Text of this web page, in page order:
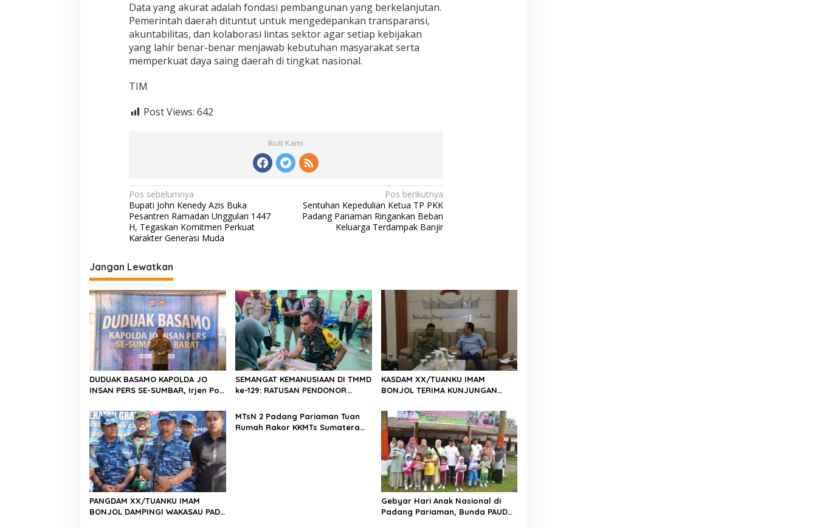
Data yang akurat adalah fondasi pembangunan yang berkelanjutan.
Pemerintah daerah dituntut untuk mengedepankan transparansi,
akuntabilitas, dan kolaborasi lintas sektor agar setiap kebijakan
yang lahir benar-benar menjawab kebutuhan masyarakat serta
memperkuat daya saing daerah di tingkat nasional.
TIM
Post Views: 642
Ikuti Kami
N
a
v
i
g
a
s
i
p
o
s
Pos sebelumnya
Bupati John Kenedy Azis Buka
Pesantren Ramadan Unggulan 1447
H, Tegaskan Komitmen Perkuat
Karakter Generasi Muda
Pos berikutnya
Sentuhan Kepedulian Ketua TP PKK
Padang Pariaman Ringankan Beban
Keluarga Terdampak Banjir
Jangan Lewatkan
DUDUAK BASAMO KAPOLDA JO
INSAN PERS SE-SUMBAR, Irjen Pol.
Kolaborasi Polri dan Media Demi
Kepentingan Masyarakat
SEMANGAT KEMANUSIAAN DI TMMD
ke-129: RATUSAN PENDONOR
KASDAM XX/TUANKU IMAM
BONJOL TERIMA KUNJUNGAN
IRMAN GUSMAN, S.E., M.B.A., DI
MAKODAM
PANGDAM XX/TUANKU IMAM
BONJOL DAMPINGI WAKASAU PADA
MTsN 2 Padang Pariaman Tuan
Rumah Rakor KKMTs Sumatera
Gebyar Hari Anak Nasional di
Padang Pariaman, Bunda PAUD